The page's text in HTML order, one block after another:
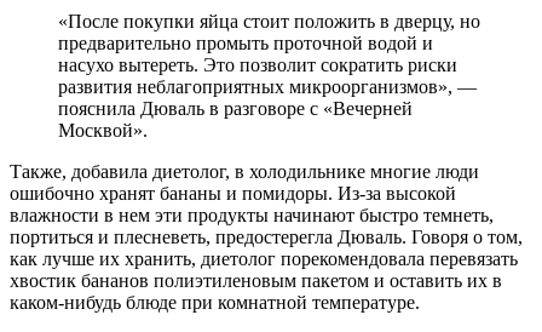
«После покупки яйца стоит положить в дверцу, но
предварительно промыть проточной водой и
насухо вытереть. Это позволит сократить риски
развития неблагоприятных микроорганизмов», —
пояснила Дюваль в разговоре с «Вечерней
Москвой».
Также, добавила диетолог, в холодильнике многие люди
ошибочно хранят бананы и помидоры. Из-за высокой
влажности в нем эти продукты начинают быстро темнеть,
портиться и плесневеть, предостерегла Дюваль. Говоря о том,
как лучше их хранить, диетолог порекомендовала перевязать
хвостик бананов полиэтиленовым пакетом и оставить их в
каком-нибудь блюде при комнатной температуре.